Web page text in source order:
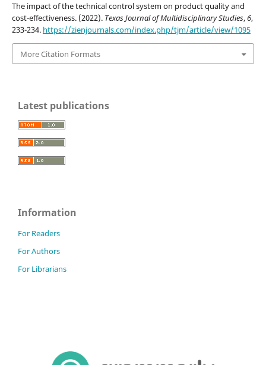
The impact of the technical control system on product quality and
cost-effectiveness. (2022). Texas Journal of Multidisciplinary Studies,6,
233-234. https://zienjournals.com/index.php/tjm/article/view/1095
More Citation Formats
Latest publications
Information
For Readers
For Authors
For Librarians